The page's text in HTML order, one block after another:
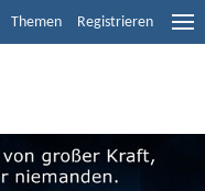
Themen Registrieren